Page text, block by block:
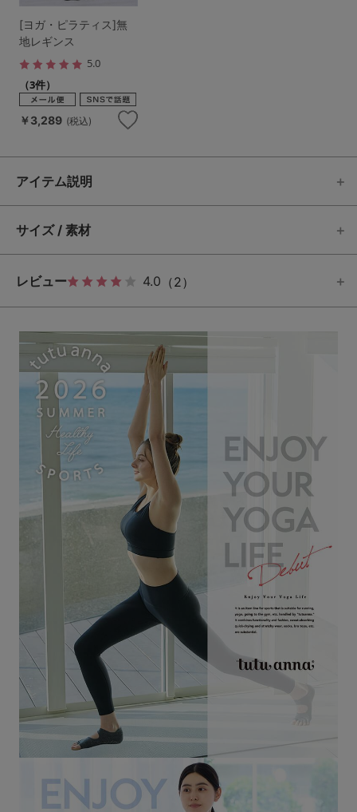
[ヨガ・ピラティス]無
地レギンス
5.0
（3件）
￥3,289 (税込)
アイテム説明
サイズ / 素材
レビュー 4.0 （2）